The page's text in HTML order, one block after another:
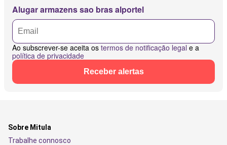
Alugar armazens sao bras alportel
Ao subscrever-se aceita os termos de notificação legal e a
política de privacidade
Receber alertas
Sobre Mitula
Trabalhe connosco